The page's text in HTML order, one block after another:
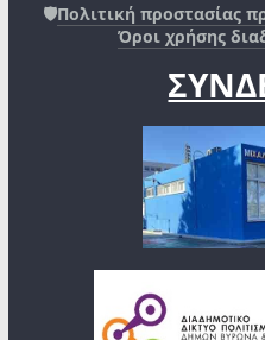
🛡️Πολιτική προστασίας
Όροι χρήσης